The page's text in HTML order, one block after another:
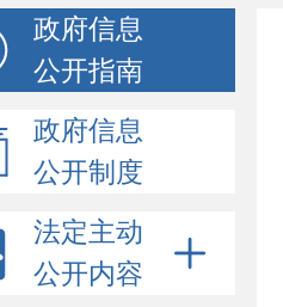
政府信息
公开指南
政府信息
公开制度
法定主动
公开内容